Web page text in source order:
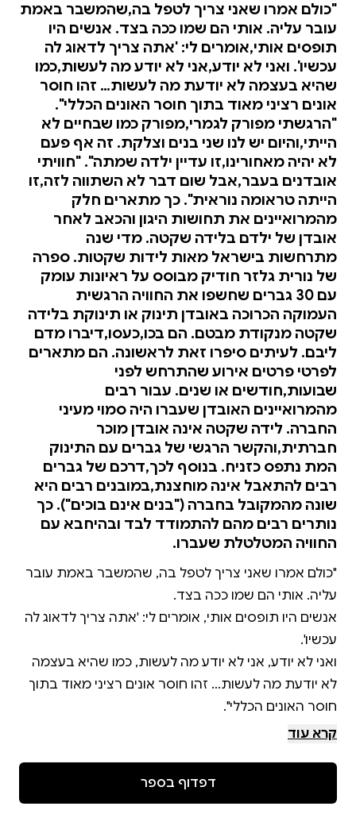
"כולם אמרו שאני צריך לטפל בה,שהמשבר באמת
עובר עליה. אותי הם שמו ככה בצד. אנשים היו
תופסים אותי,אומרים לי: 'אתה צריך לדאוג לה
עכשיו'. ואני לא יודע,אני לא יודע מה לעשות,כמו
שהיא בעצמה לא יודעת מה לעשות… זהו חוסר
אונים רציני מאוד בתוך חוסר האונים הכללי".
"הרגשתי מפורק לגמרי,מפורק כמו שבחיים לא
הייתי,והיום יש לנו שני בנים וצלקת. זה אף פעם
לא יהיה מאחורינו,זו עדיין ילדה שמתה". "חוויתי
אובדנים בעבר,אבל שום דבר לא השתווה לזה,זו
הייתה טראומה נוראית". כך מתארים חלק
מהמרואיינים את תחושות היגון והכאב לאחר
אובדן של ילדם בלידה שקטה. מדי שנה
מתרחשות בישראל מאות לידות שקטות. ספרה
של נורית גלזר חודיק מבוסס על ראיונות עומק
עם 30 גברים שחשפו את החוויה הרגשית
העמוקה הכרוכה באובדן תינוק או תינוקת בלידה
שקטה מנקודת מבטם. הם בכו,כעסו,דיברו מדם
ליבם. לעיתים סיפרו זאת לראשונה. הם מתארים
לפרטי פרטים אירוע שהתרחש לפני
שבועות,חודשים או שנים. עבור רבים
מהמרואיינים האובדן שעברו היה סמוי מעיני
החברה. לידה שקטה אינה אובדן מוכר
חברתית,והקשר הרגשי של גברים עם התינוק
המת נתפס כזניח. בנוסף לכך,דרכם של גברים
רבים להתאבל אינה מוחצנת,במובנים רבים היא
שונה מהמקובל בחברה ("בנים אינם בוכים"). כך
נותרים רבים מהם להתמודד לבד ובהיחבא עם
החוויה המטלטלת שעברו.
"כולם אמרו שאני צריך לטפל בה, שהמשבר באמת עובר
אנשים היו תופסים אותי, אומרים לי: 'אתה צריך לדאוג לה
ואני לא יודע, אני לא יודע מה לעשות, כמו שהיא בעצמה
לא יודעת מה לעשות… זהו חוסר אונים רציני מאוד בתוך
קרא עוד
דפדוף בספר